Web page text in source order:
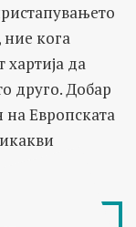
ние кога
да
друго. Добар
на Европската